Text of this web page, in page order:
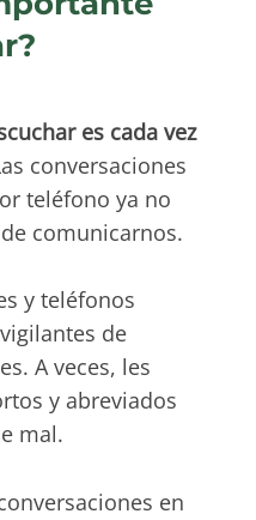
es cada vez
conversaciones
teléfono ya no
comunicarnos.
y teléfonos
de
A veces, les
y abreviados
mal.
en